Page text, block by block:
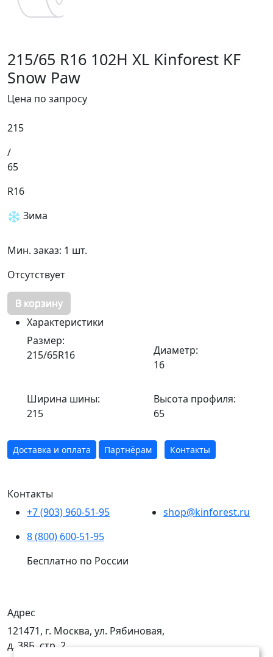
215/65 R16 102H XL Kinforest KF
Snow Paw
Цена по запросу
215
/
65
R16
Зима
Мин. заказ: 1 шт.
Отсутствует
В корзину
Характеристики
Размер:
215/65R16
Диаметр:
16
Ширина шины:
215
Высота профиля:
65
Доставка и оплата Партнёрам Контакты
Контакты
+7 (903) 960-51-95
8 (800) 600-51-95
Бесплатно по России
shop@kinforest.ru
Адрес
121471, г. Москва, ул. Рябиновая,
д. 38Б, стр. 2